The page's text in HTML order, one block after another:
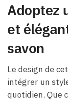
Adoptez
et
savon
Le design de
intégrer un
quotidien. Que